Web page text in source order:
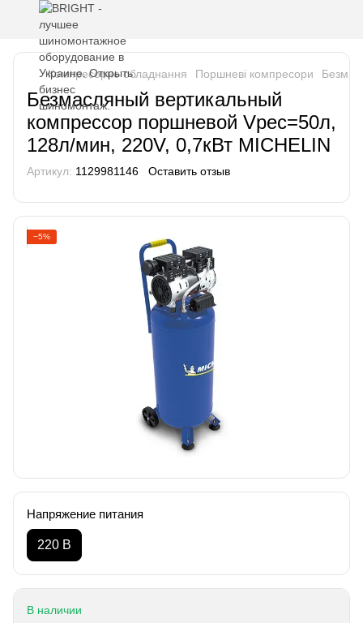
Компресорне обладнання Поршневі компресори
Безмасляный вертикальный
компрессор поршневой Vрес=50л,
128л/мин, 220V, 0,7кВт MICHELIN
Артикул: 1129981146 Оставить отзыв
−5%
Напряжение питания
220 В
В наличии